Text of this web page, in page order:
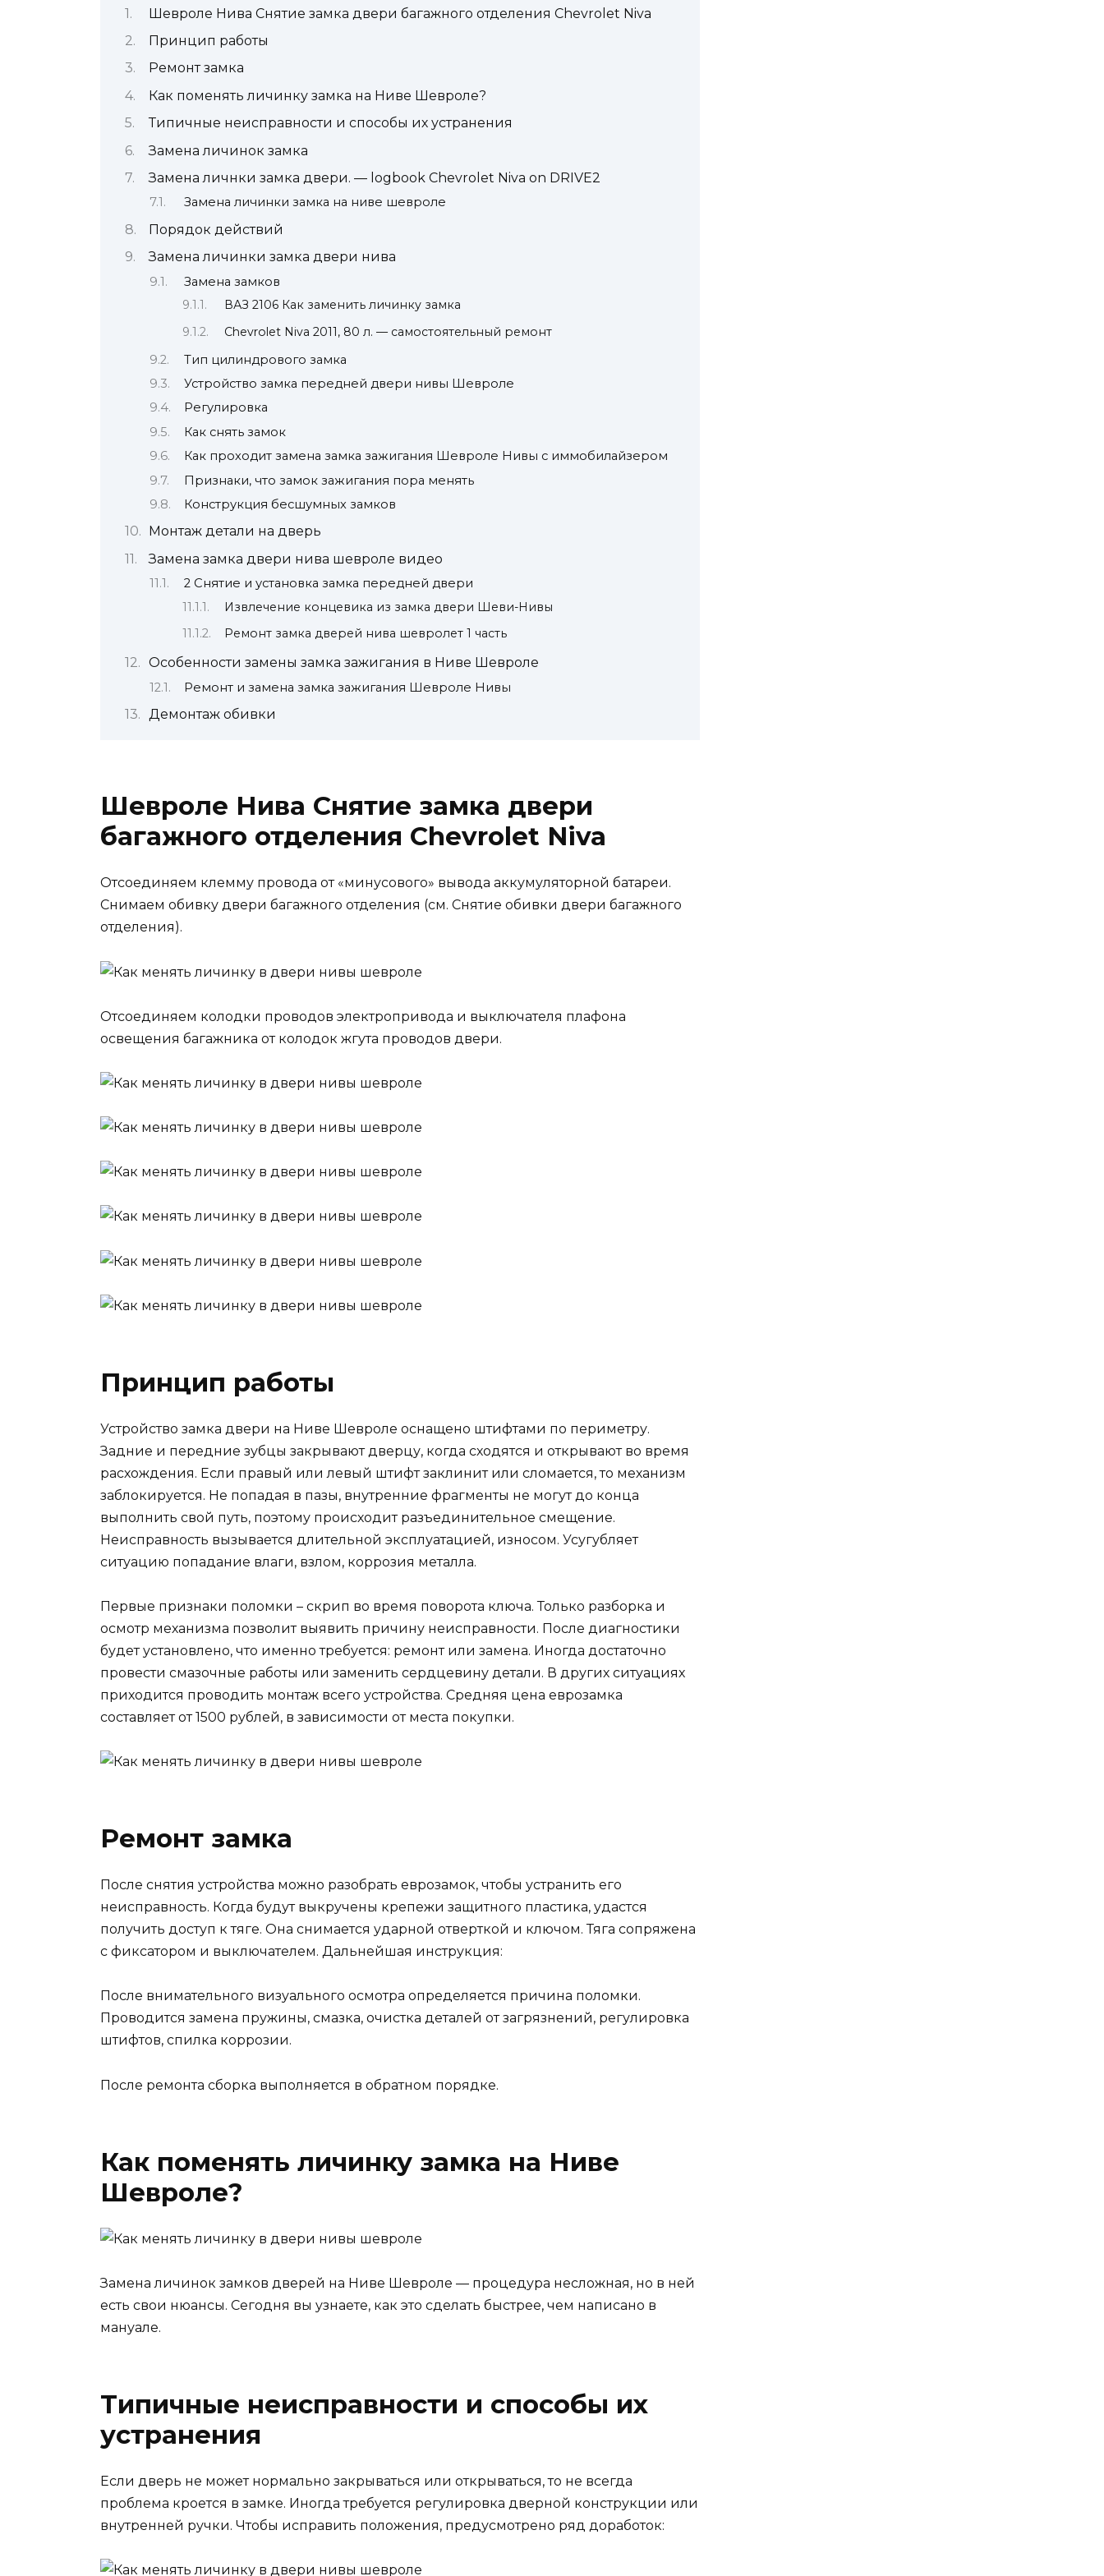
Шевроле Нива Снятие замка двери багажного отделения Chevrolet Niva
Принцип работы
Ремонт замка
Как поменять личинку замка на Ниве Шевроле?
Типичные неисправности и способы их устранения
Замена личинок замка
Замена личнки замка двери. — logbook Chevrolet Niva on DRIVE2
Замена личинки замка на ниве шевроле
Порядок действий
Замена личинки замка двери нива
Замена замков
ВАЗ 2106 Как заменить личинку замка
Chevrolet Niva 2011, 80 л. — самостоятельный ремонт
Тип цилиндрового замка
Устройство замка передней двери нивы Шевроле
Регулировка
Как снять замок
Как проходит замена замка зажигания Шевроле Нивы с иммобилайзером
Признаки, что замок зажигания пора менять
Конструкция бесшумных замков
Монтаж детали на дверь
Замена замка двери нива шевроле видео
2 Снятие и установка замка передней двери
Извлечение концевика из замка двери Шеви-Нивы
Ремонт замка дверей нива шевролет 1 часть
Особенности замены замка зажигания в Ниве Шевроле
Ремонт и замена замка зажигания Шевроле Нивы
Демонтаж обивки
Шевроле Нива Снятие замка двери
багажного отделения Chevrolet Niva
Отсоединяем клемму провода от «минусового» вывода аккумуляторной батареи.
Снимаем обивку двери багажного отделения (см. Снятие обивки двери багажного
отделения).
Отсоединяем колодки проводов электропривода и выключателя плафона
освещения багажника от колодок жгута проводов двери.
Принцип работы
Устройство замка двери на Ниве Шевроле оснащено штифтами по периметру.
Задние и передние зубцы закрывают дверцу, когда сходятся и открывают во время
расхождения. Если правый или левый штифт заклинит или сломается, то механизм
заблокируется. Не попадая в пазы, внутренние фрагменты не могут до конца
выполнить свой путь, поэтому происходит разъединительное смещение.
Неисправность вызывается длительной эксплуатацией, износом. Усугубляет
ситуацию попадание влаги, взлом, коррозия металла.
Первые признаки поломки – скрип во время поворота ключа. Только разборка и
осмотр механизма позволит выявить причину неисправности. После диагностики
будет установлено, что именно требуется: ремонт или замена. Иногда достаточно
провести смазочные работы или заменить сердцевину детали. В других ситуациях
приходится проводить монтаж всего устройства. Средняя цена еврозамка
составляет от 1500 рублей, в зависимости от места покупки.
Ремонт замка
После снятия устройства можно разобрать еврозамок, чтобы устранить его
неисправность. Когда будут выкручены крепежи защитного пластика, удастся
получить доступ к тяге. Она снимается ударной отверткой и ключом. Тяга сопряжена
с фиксатором и выключателем. Дальнейшая инструкция:
После внимательного визуального осмотра определяется причина поломки.
Проводится замена пружины, смазка, очистка деталей от загрязнений, регулировка
штифтов, спилка коррозии.
После ремонта сборка выполняется в обратном порядке.
Как поменять личинку замка на Ниве
Шевроле?
Замена личинок замков дверей на Ниве Шевроле — процедура несложная, но в ней
есть свои нюансы. Сегодня вы узнаете, как это сделать быстрее, чем написано в
мануале.
Типичные неисправности и способы их
устранения
Если дверь не может нормально закрываться или открываться, то не всегда
проблема кроется в замке. Иногда требуется регулировка дверной конструкции или
внутренней ручки. Чтобы исправить положения, предусмотрено ряд доработок: